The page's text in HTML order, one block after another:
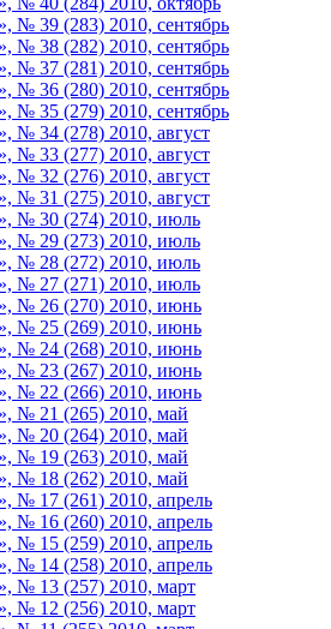
№ 39 (283) 2010, сентябрь
№ 38 (282) 2010, сентябрь
№ 37 (281) 2010, сентябрь
№ 36 (280) 2010, сентябрь
№ 35 (279) 2010, сентябрь
№ 34 (278) 2010, август
№ 33 (277) 2010, август
№ 32 (276) 2010, август
№ 31 (275) 2010, август
№ 30 (274) 2010, июль
№ 29 (273) 2010, июль
№ 28 (272) 2010, июль
№ 27 (271) 2010, июль
№ 26 (270) 2010, июнь
№ 25 (269) 2010, июнь
№ 24 (268) 2010, июнь
№ 23 (267) 2010, июнь
№ 22 (266) 2010, июнь
№ 21 (265) 2010, май
№ 20 (264) 2010, май
№ 19 (263) 2010, май
№ 18 (262) 2010, май
№ 17 (261) 2010, апрель
№ 16 (260) 2010, апрель
№ 15 (259) 2010, апрель
№ 14 (258) 2010, апрель
№ 13 (257) 2010, март
№ 12 (256) 2010, март